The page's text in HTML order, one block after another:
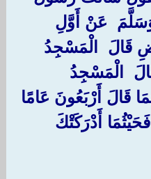
وَسَلَّمَ ‏ ‏عَنْ أَوَّلِ
قَالَ ‏ ‏الْمَسْجِدُ
‏الْمَسْجِدُ
قَالَ أَرْبَعُونَ عَامًا
أَدْرَكَتْكَ